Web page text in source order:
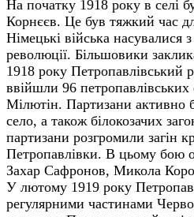
На початку 1918 року в селі
Корнєєв. Це був тяжкий час
Німецькі війська насувалися
революції. Більшовики
1918 року Петропавлівський
ввійшли 96
Мілютін. Партизани активно
село, а також білокозачих
партизани розгромили загін
Петропавлівки. В цьому бою
Захар Сафронов, Микола
У лютому 1919 року
регулярними частинами